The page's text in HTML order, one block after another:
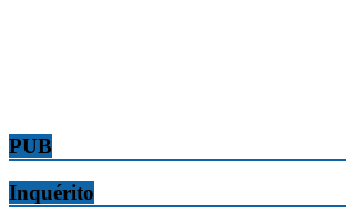
PUB
Inquérito